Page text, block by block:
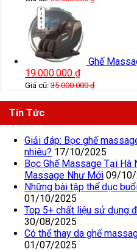
Ghế
19.000.000 ₫
Giá cũ: 35.000.000₫
Tin Tức
Giải đáp: Bọc ghế
nhiêu? 17/10/2025
Bọc Ghế Massage Tại Hà
Massage Như Mới 09/10/
Những bài tập thể dục
01/10/2025
Top 5+ chất liệu sử dụng
30/08/2025
Có thể thay da ghế
01/07/2025